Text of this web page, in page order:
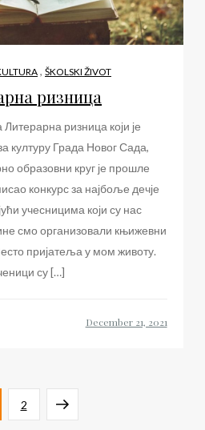
, ŠKOLSKI ŽIVOT
ризница
Литерарна ризница који је
културу Града Новог Сада,
образовни круг је прошле
конкурс за најбоље дечје
учесницима који су нас
смо организовали књижевни
пријатеља у мом животу.
су […]
Page
2 Next